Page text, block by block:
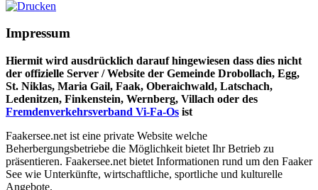
Impressum
Hiermit wird ausdrücklich darauf hingewiesen dass dies nicht
der offizielle Server / Website der Gemeinde Drobollach, Egg,
St. Niklas, Maria Gail, Faak, Oberaichwald, Latschach,
Ledenitzen, Finkenstein, Wernberg, Villach oder des
Fremdenverkehrsverband Vi-Fa-Os ist
Faakersee.net ist eine private Website welche
Beherbergungsbetriebe die Möglichkeit bietet Ihr Betrieb zu
präsentieren. Faakersee.net bietet Informationen rund um den Faaker
See wie Unterkünfte, wirtschaftliche, sportliche und kulturelle
Angebote.